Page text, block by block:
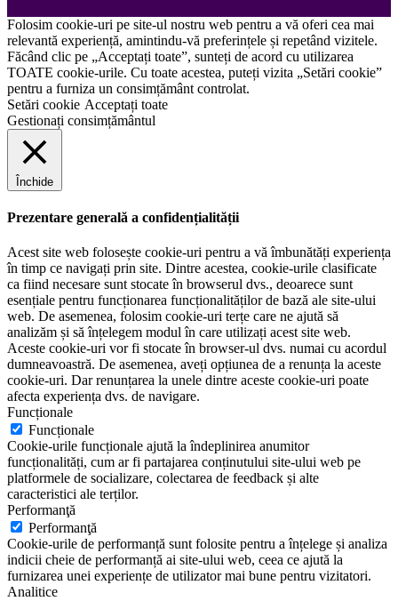
Folosim cookie-uri pe site-ul nostru web pentru a vă oferi cea mai
relevantă experiență, amintindu-vă preferințele și repetând vizitele.
Făcând clic pe „Acceptați toate”, sunteți de acord cu utilizarea
TOATE cookie-urile. Cu toate acestea, puteți vizita „Setări cookie”
pentru a furniza un consimțământ controlat.
Setări cookie Acceptați toate
Gestionați consimțământul
Închide
Prezentare generală a confidențialității
Acest site web folosește cookie-uri pentru a vă îmbunătăți experiența
în timp ce navigați prin site. Dintre acestea, cookie-urile clasificate
ca fiind necesare sunt stocate în browserul dvs., deoarece sunt
esențiale pentru funcționarea funcționalităților de bază ale site-ului
web. De asemenea, folosim cookie-uri terțe care ne ajută să
analizăm și să înțelegem modul în care utilizați acest site web.
Aceste cookie-uri vor fi stocate în browser-ul dvs. numai cu acordul
dumneavoastră. De asemenea, aveți opțiunea de a renunța la aceste
cookie-uri. Dar renunțarea la unele dintre aceste cookie-uri poate
afecta experiența dvs. de navigare.
Funcționale
Funcționale
Cookie-urile funcționale ajută la îndeplinirea anumitor
funcționalități, cum ar fi partajarea conținutului site-ului web pe
platformele de socializare, colectarea de feedback și alte
caracteristici ale terților.
Performanţă
Performanţă
Cookie-urile de performanță sunt folosite pentru a înțelege și analiza
indicii cheie de performanță ai site-ului web, ceea ce ajută la
furnizarea unei experiențe de utilizator mai bune pentru vizitatori.
Analitice